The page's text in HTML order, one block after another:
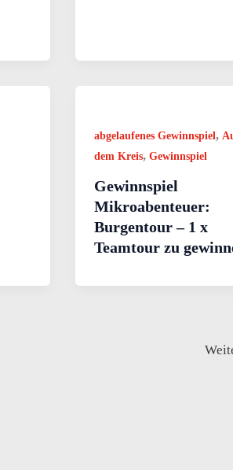
abgelaufenes Gewinnspiel,
dem Kreis,Gewinnspiel
Gewinnspiel
Mikroabenteuer:
Burgentour – 1 x
Teamtour zu